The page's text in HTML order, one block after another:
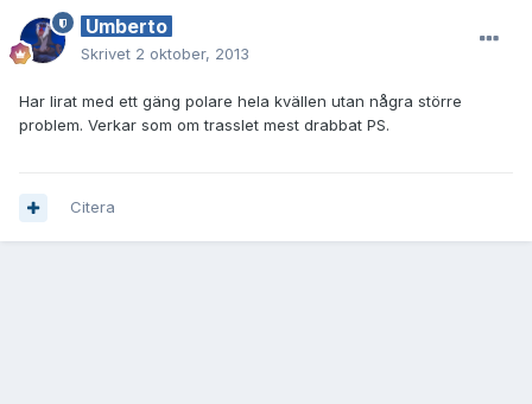
Umberto
Skrivet 2 oktober, 2013
Har lirat med ett gäng polare hela kvällen utan några större
problem. Verkar som om trasslet mest drabbat PS.
Citera